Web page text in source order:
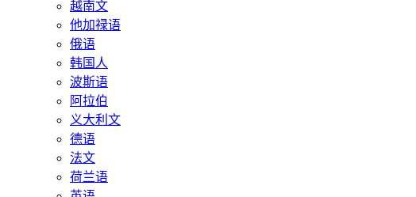
越南文
他加禄语
俄语
韩国人
波斯语
阿拉伯
义大利文
德语
法文
荷兰语